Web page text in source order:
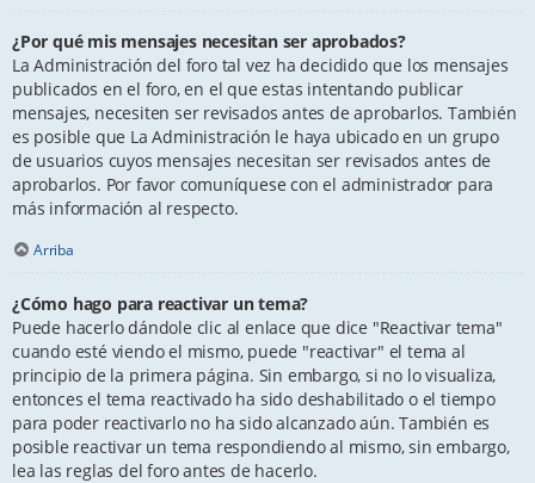
¿Por qué mis mensajes necesitan ser aprobados?
La Administración del foro tal vez ha decidido que los mensajes
publicados en el foro, en el que estas intentando publicar
mensajes, necesiten ser revisados antes de aprobarlos. También
es posible que La Administración le haya ubicado en un grupo
de usuarios cuyos mensajes necesitan ser revisados antes de
aprobarlos. Por favor comuníquese con el administrador para
más información al respecto.
Arriba
¿Cómo hago para reactivar un tema?
Puede hacerlo dándole clic al enlace que dice "Reactivar tema"
cuando esté viendo el mismo, puede "reactivar" el tema al
principio de la primera página. Sin embargo, si no lo visualiza,
entonces el tema reactivado ha sido deshabilitado o el tiempo
para poder reactivarlo no ha sido alcanzado aún. También es
posible reactivar un tema respondiendo al mismo, sin embargo,
lea las reglas del foro antes de hacerlo.